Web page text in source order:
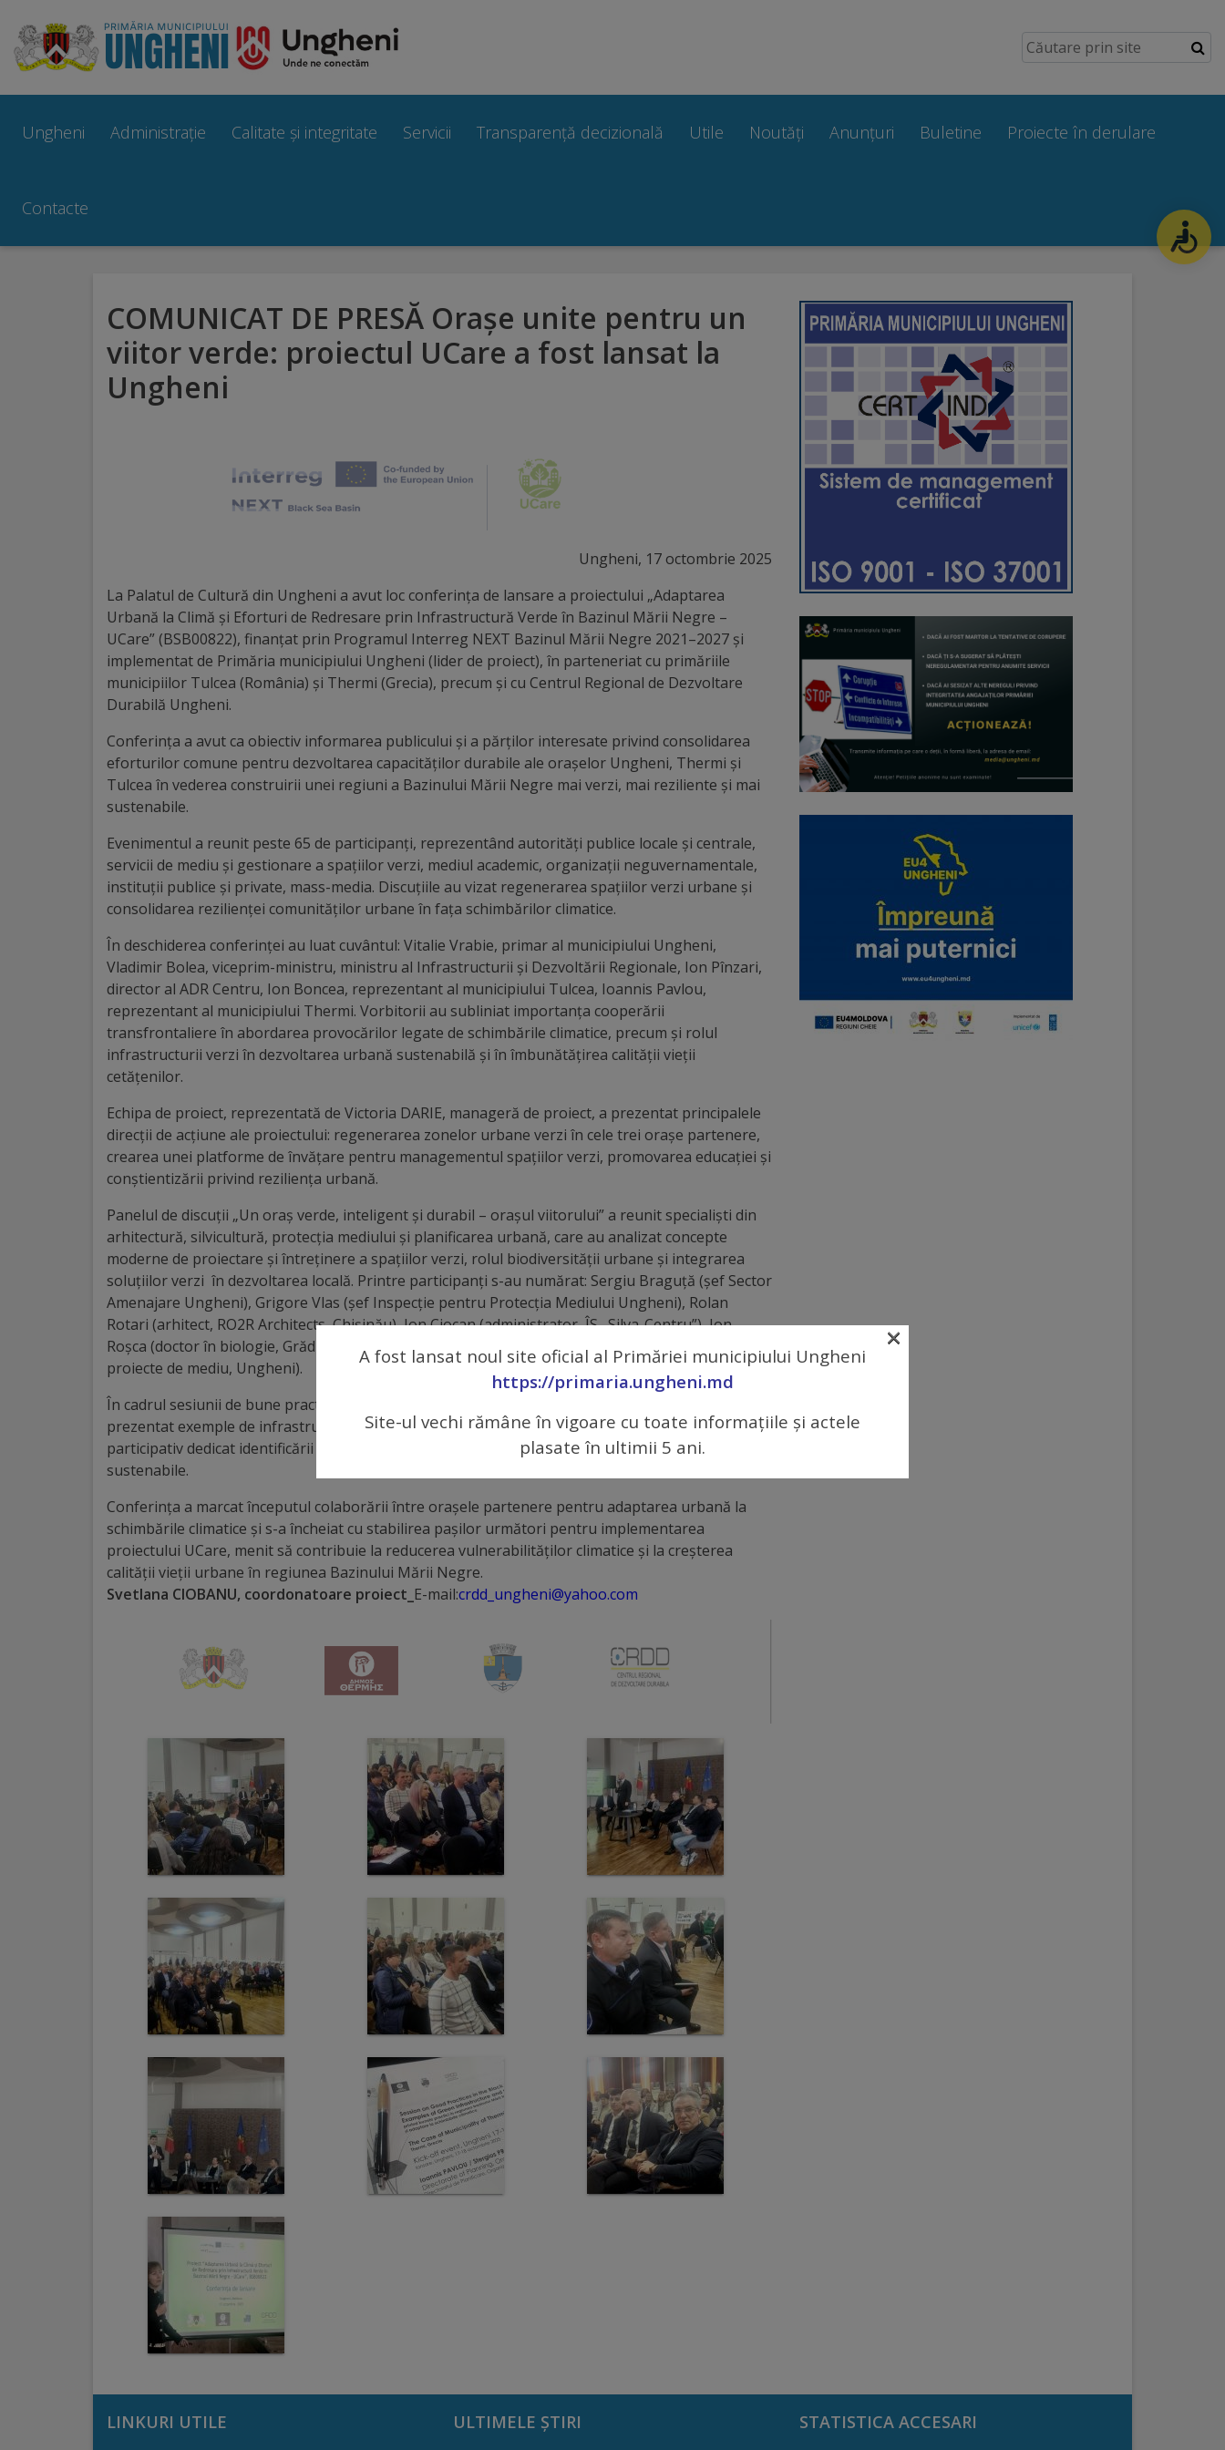
Ungheni
Prezentare
Simbolurile
orașului
brand
înfrățite
Deținători
titlului
„Merite
pentru
Ungheni”
Diplome
Excelență
Ungheniul
turistic
Obiective
turistice
Sculpturi
(harta
sculpturilor)
Monumente
arhitecturale
Personalități
marcante
Sportivi
performanță
Orașul
imagini
Galerie
Viceprimari
Organigrama
Aparatul
Regulamentul
funcționare
Integritate
Consilieri
Ungheni Administrație Calitate și integritate Servicii Transparență decizională Utile Noutăți Anunțuri Buletine Proiecte în derulare
Contacte
COMUNICAT DE PRESĂ Orașe unite pentru un
viitor verde: proiectul UCare a fost lansat la
Ungheni
Ungheni, 17 octombrie 2025
La Palatul de Cultură din Ungheni a avut loc conferința de lansare a proiectului „Adaptarea
Urbană la Climă și Eforturi de Redresare prin Infrastructură Verde în Bazinul Mării Negre –
UCare” (BSB00822), finanțat prin Programul Interreg NEXT Bazinul Mării Negre 2021–2027 și
implementat de Primăria municipiului Ungheni (lider de proiect), în parteneriat cu primăriile
municipiilor Tulcea (România) și Thermi (Grecia), precum și cu Centrul Regional de Dezvoltare
Durabilă Ungheni.
Conferința a avut ca obiectiv informarea publicului și a părților interesate privind consolidarea
eforturilor comune pentru dezvoltarea capacităților durabile ale orașelor Ungheni, Thermi și
Tulcea în vederea construirii unei regiuni a Bazinului Mării Negre mai verzi, mai reziliente și mai
sustenabile.
Evenimentul a reunit peste 65 de participanți, reprezentând autorități publice locale și centrale,
servicii de mediu și gestionare a spațiilor verzi, mediul academic, organizații neguvernamentale,
instituții publice și private, mass-media. Discuțiile au vizat regenerarea spațiilor verzi urbane și
consolidarea rezilienței comunităților urbane în fața schimbărilor climatice.
În deschiderea conferinței au luat cuvântul: Vitalie Vrabie, primar al municipiului Ungheni,
Vladimir Bolea, viceprim-ministru, ministru al Infrastructurii și Dezvoltării Regionale, Ion Pînzari,
director al ADR Centru, Ion Boncea, reprezentant al municipiului Tulcea, Ioannis Pavlou,
reprezentant al municipiului Thermi. Vorbitorii au subliniat importanța cooperării
transfrontaliere în abordarea provocărilor legate de schimbările climatice, precum și rolul
infrastructurii verzi în dezvoltarea urbană sustenabilă și în îmbunătățirea calității vieții
cetățenilor.
Echipa de proiect, reprezentată de Victoria DARIE, manageră de proiect, a prezentat principalele
direcții de acțiune ale proiectului: regenerarea zonelor urbane verzi în cele trei orașe partenere,
crearea unei platforme de învățare pentru managementul spațiilor verzi, promovarea educației și
conștientizării privind reziliența urbană.
Panelul de discuții „Un oraș verde, inteligent și durabil – orașul viitorului” a reunit specialiști din
arhitectură, silvicultură, protecția mediului și planificarea urbană, care au analizat concepte
moderne de proiectare și întreținere a spațiilor verzi, rolul biodiversității urbane și integrarea
soluțiilor verzi în dezvoltarea locală. Printre participanți s-au numărat: Sergiu Braguță (șef Sector
Amenajare Ungheni), Grigore Vlas (șef Inspecție pentru Protecția Mediului Ungheni), Rolan
Rotari (arhitect, RO2R Architects, Chișinău), Ion Ciocan (administrator, ÎS „Silva-Centru”), Ion
Roșca (doctor în biologie, Grădina Botanică, Chișinău) și Iulia Pancu (formatoare și consultantă în
proiecte de mediu, Ungheni).
În cadrul sesiunii de bune practici, reprezentanții partenerilor din Tulcea, Thermi și Ungheni au
prezentat exemple de infrastructură verde, implementate la nivel local, urmate de un atelier
participativ dedicat identificării ideilor și inițiativelor locale pentru orașe mai verzi și mai
sustenabile.
Conferința a marcat începutul colaborării între orașele partenere pentru adaptarea urbană la
schimbările climatice și s-a încheiat cu stabilirea pașilor următori pentru implementarea
proiectului UCare, menit să contribuie la reducerea vulnerabilităților climatice și la creșterea
calității vieții urbane în regiunea Bazinului Mării Negre.
Svetlana CIOBANU, coordonatoare proiect_ E-mail:crdd_ungheni@yahoo.com
LINKURI UTILE ULTIMELE ȘTIRI STATISTICA ACCESARI
A fost lansat noul site oficial al Primăriei municipiului Ungheni
https://primaria.ungheni.md
Site-ul vechi rămâne în vigoare cu toate informațiile și actele
plasate în ultimii 5 ani.
×